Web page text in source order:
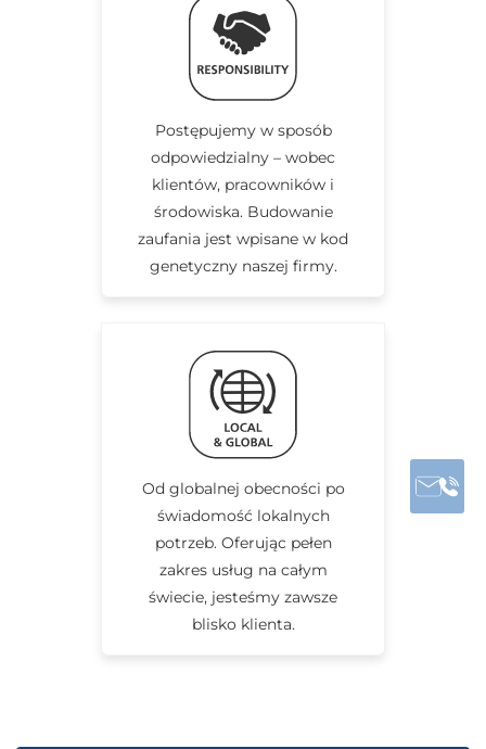
Postępujemy w sposób
odpowiedzialny – wobec
klientów, pracowników i
środowiska. Budowanie
zaufania jest wpisane w kod
genetyczny naszej firmy.
Od globalnej obecności po
świadomość lokalnych
potrzeb. Oferując pełen
zakres usług na całym
świecie, jesteśmy zawsze
blisko klienta.